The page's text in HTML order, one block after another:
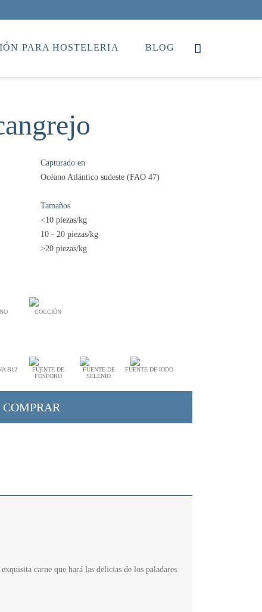
PARA HOSTELERIA BLOG
Capturado en
Océano Atlántico sudeste (FAO 47)
Tamaños
<10 piezas/kg
10 - 20 piezas/kg
>20 piezas/kg
COCCIÓN
B12
FUENTE DE
FÓSFORO
FUENTE DE
SELENIO
FUENTE DE IODO
COMPRAR
carne que hará las delicias de los paladares